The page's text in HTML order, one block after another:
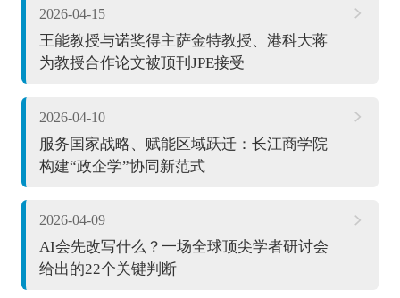
2026-04-15
王能教授与诺奖得主萨金特教授、港科大蒋
为教授合作论文被顶刊JPE接受
2026-04-10
服务国家战略、赋能区域跃迁：长江商学院
构建“政企学”协同新范式
2026-04-09
AI会先改写什么？一场全球顶尖学者研讨会
给出的22个关键判断